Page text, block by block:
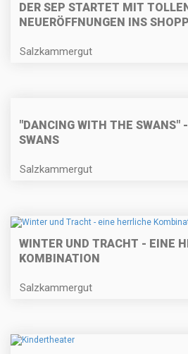
DER SEP STARTET MIT TOLLEN
NEUERÖFFNUNGEN INS
Salzkammergut
"DANCING WITH THE SWANS"
SWANS
Salzkammergut
WINTER UND TRACHT - EINE
KOMBINATION
Salzkammergut